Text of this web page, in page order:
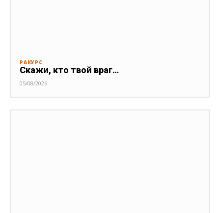
РАКУРС
Скажи, кто твой враг…
05/08/2026